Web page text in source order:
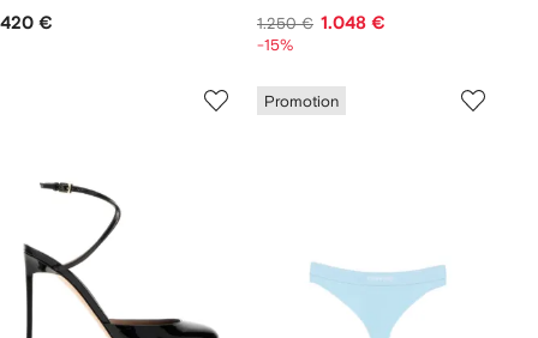
420 € 1.250 € 1.048 €
-15%
Promotion